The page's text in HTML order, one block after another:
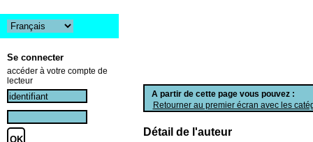
A partir de cette page vous pouvez :
Retourner au premier écran avec les
Détail de l'auteur
Se connecter
accéder à votre compte de
lecteur